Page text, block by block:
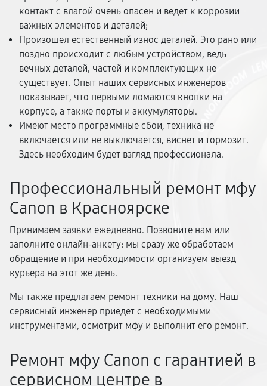
контакт с влагой очень опасен и ведет к коррозии
важных элементов и деталей;
Произошел естественный износ деталей. Это рано или
поздно происходит с любым устройством, ведь
вечных деталей, частей и комплектующих не
существует. Опыт наших сервисных инженеров
показывает, что первыми ломаются кнопки на
корпусе, а также порты и аккумуляторы.
Имеют место программные сбои, техника не
включается или не выключается, виснет и тормозит.
Здесь необходим будет взгляд профессионала.
Профессиональный ремонт мфу
Canon в Красноярске
Принимаем заявки ежедневно. Позвоните нам или
заполните онлайн-анкету: мы сразу же обработаем
обращение и при необходимости организуем выезд
курьера на этот же день.
Мы также предлагаем ремонт техники на дому. Наш
сервисный инженер приедет с необходимыми
инструментами, осмотрит мфу и выполнит его ремонт.
Ремонт мфу Canon с гарантией в
сервисном центре в